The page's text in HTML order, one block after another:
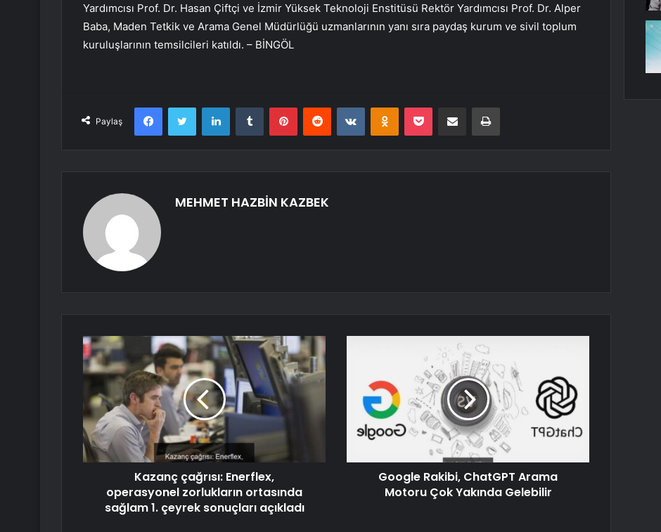
Yardımcısı Prof. Dr. Hasan Çiftçi ve İzmir Yüksek Teknoloji Enstitüsü Rektör Yardımcısı Prof. Dr. Alper
Baba, Maden Tetkik ve Arama Genel Müdürlüğü uzmanlarının yanı sıra paydaş kurum ve sivil toplum
kuruluşlarının temsilcileri katıldı. – BİNGÖL
Paylaş
FacebookTwitter LinkedInTumblr PinterestReddit VKontakteOdnoklassniki
Pocket E-Posta ile paylaş Yazdır
MEHMET HAZBİN KAZBEK
Kazanç çağrısı: Enerflex,
operasyonel zorlukların ortasında
sağlam 1. çeyrek sonuçları açıkladı
Google Rakibi, ChatGPT Arama
Motoru Çok Yakında Gelebilir